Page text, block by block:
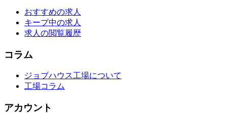
おすすめの求人
キープ中の求人
求人の閲覧履歴
コラム
ジョブハウス工場について
工場コラム
アカウント